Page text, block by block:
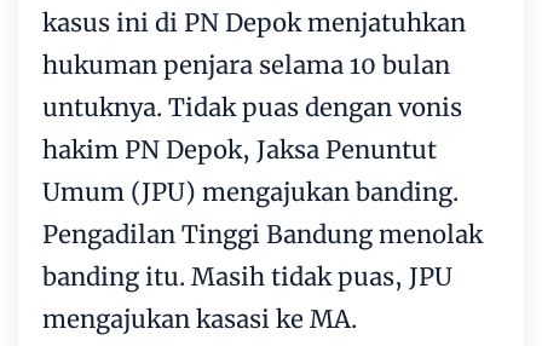
kasus ini di PN Depok menjatuhkan
hukuman penjara selama 10 bulan
untuknya. Tidak puas dengan vonis
hakim PN Depok, Jaksa Penuntut
Umum (JPU) mengajukan banding.
Pengadilan Tinggi Bandung menolak
banding itu. Masih tidak puas, JPU
mengajukan kasasi ke MA.